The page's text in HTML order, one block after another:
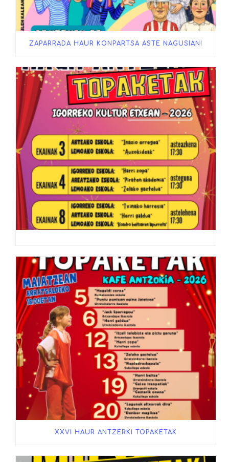
ZAPARRADA HAUR KONPARTSA ASTE NAGUSIAN!
XXVI HAUR ANTZERKI TOPAKETAK